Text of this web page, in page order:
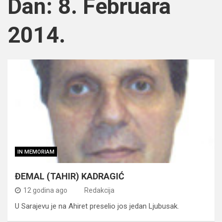
Dan: 8. Februara
2014.
IN MEMORIAM
ĐEMAL (TAHIR) KADRAGIĆ
12 godina ago Redakcija
U Sarajevu je na Ahiret preselio jos jedan Ljubusak.